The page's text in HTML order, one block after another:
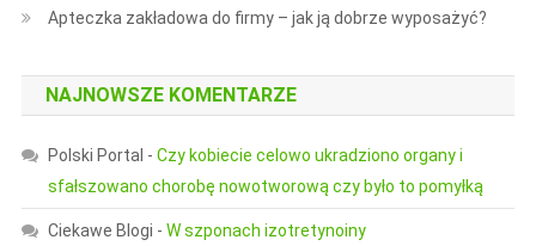
Apteczka zakładowa do firmy – jak ją dobrze wyposażyć?
NAJNOWSZE KOMENTARZE
Polski Portal - Czy kobiecie celowo ukradziono organy i
sfałszowano chorobę nowotworową czy było to pomyłką
Ciekawe Blogi - W szponach izotretynoiny